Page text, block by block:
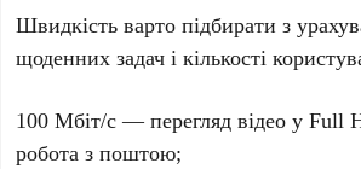
Швидкість варто підбирати з
щоденних задач і кількості
100 Мбіт/с — перегляд відео у Full
робота з поштою;